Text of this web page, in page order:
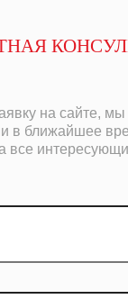
на сайте,
в ближайшее
все